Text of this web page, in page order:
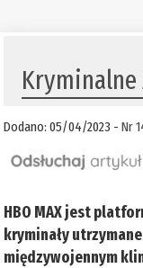
Kryminalne
Dodano: 05/04/2023 -Nr
HBO MAX jest
kryminały
międzywojennym